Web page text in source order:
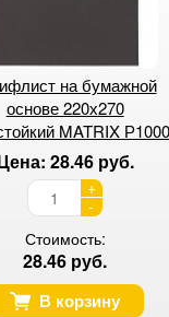
на бумажной
основе 220х270
MATRIX Р1000
28.46 руб.
+
-
Стоимость:
28.46 руб.
В корзину